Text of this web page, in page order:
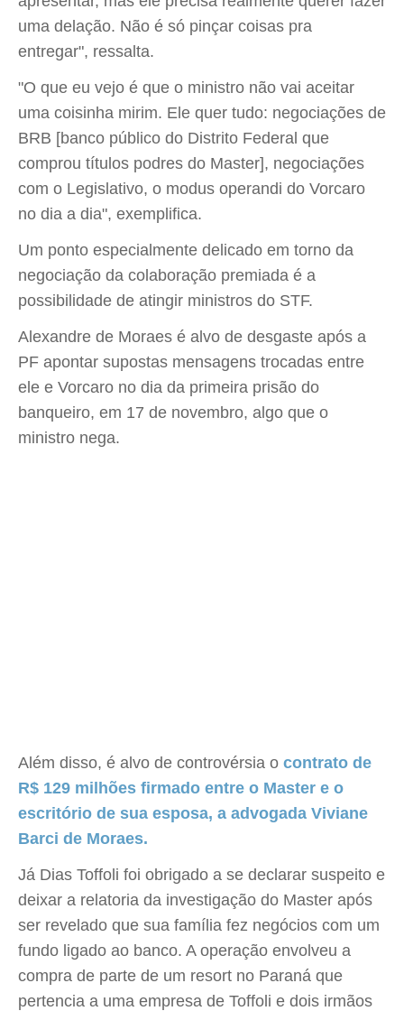
uma delação. Não é só pinçar coisas pra
entregar", ressalta.
"O que eu vejo é que o ministro não vai aceitar
uma coisinha mirim. Ele quer tudo: negociações de
BRB [banco público do Distrito Federal que
comprou títulos podres do Master], negociações
com o Legislativo, o modus operandi do Vorcaro
no dia a dia", exemplifica.
Um ponto especialmente delicado em torno da
negociação da colaboração premiada é a
possibilidade de atingir ministros do STF.
Alexandre de Moraes é alvo de desgaste após a
PF apontar supostas mensagens trocadas entre
ele e Vorcaro no dia da primeira prisão do
banqueiro, em 17 de novembro, algo que o
ministro nega.
Além disso, é alvo de controvérsia o contrato de
R$ 129 milhões firmado entre o Master e o
escritório de sua esposa, a advogada Viviane
Barci de Moraes.
Já Dias Toffoli foi obrigado a se declarar suspeito e
deixar a relatoria da investigação do Master após
ser revelado que sua família fez negócios com um
fundo ligado ao banco. A operação envolveu a
compra de parte de um resort no Paraná que
pertencia a uma empresa de Toffoli e dois irmãos